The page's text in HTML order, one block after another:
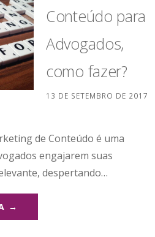
Conteúdo para
Advogados,
como fazer?
13 DE SETEMBRO DE 2017
de Conteúdo é uma
engajarem suas
despertando…
→